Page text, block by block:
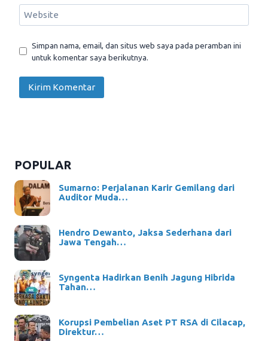
Website
Simpan nama, email, dan situs web saya pada peramban ini
untuk komentar saya berikutnya.
POPULAR
Sumarno: Perjalanan Karir Gemilang dari
Auditor Muda…
Hendro Dewanto, Jaksa Sederhana dari
Jawa Tengah…
Syngenta Hadirkan Benih Jagung Hibrida
Tahan…
Korupsi Pembelian Aset PT RSA di Cilacap,
Direktur…